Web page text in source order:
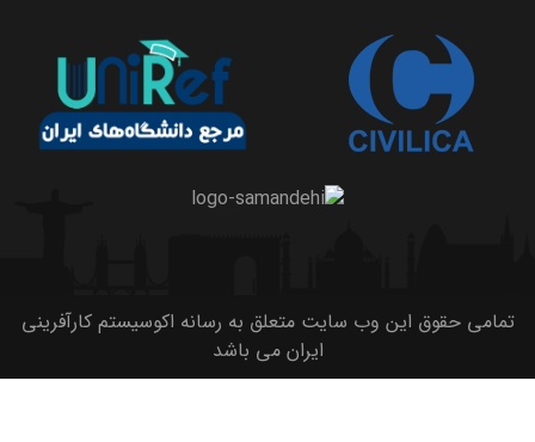
تمامی حقوق این وب سایت متعلق به رسانه اکوسیستم کارآفرینی
ایران می باشد